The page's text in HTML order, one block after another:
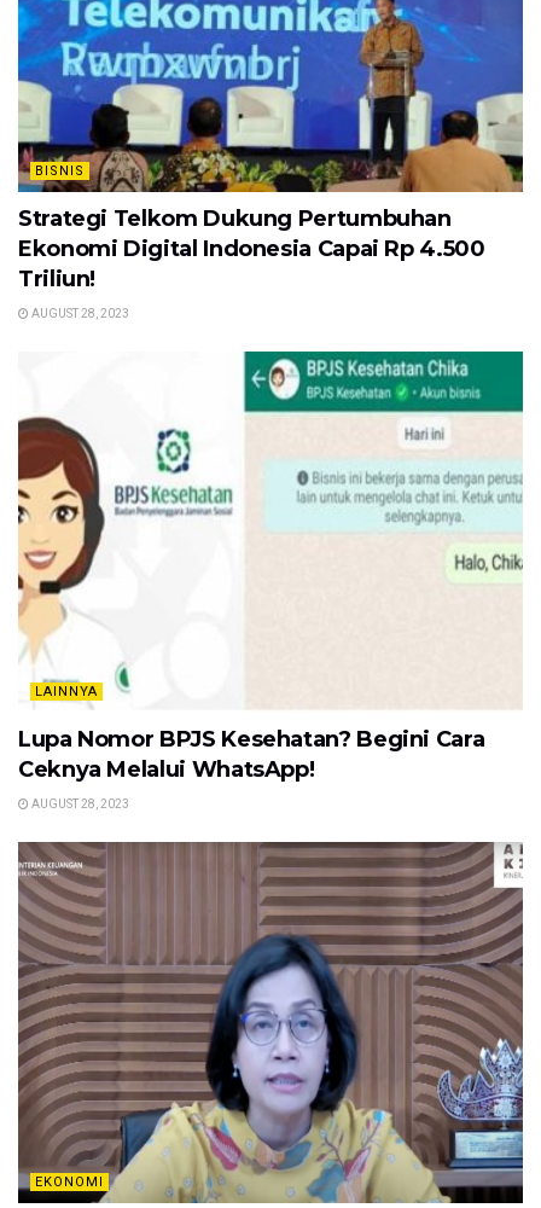
BISNIS
Strategi Telkom Dukung Pertumbuhan
Ekonomi Digital Indonesia Capai Rp 4.500
Triliun!
AUGUST 28, 2023
LAINNYA
Lupa Nomor BPJS Kesehatan? Begini Cara
Ceknya Melalui WhatsApp!
AUGUST 28, 2023
EKONOMI